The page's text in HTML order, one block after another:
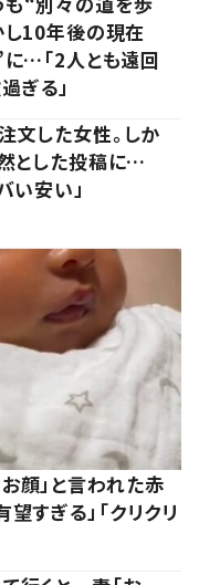
し10年後の現在
…「2人とも遠回
ぎる」
文した女性。しか
とした投稿に…
い安い」
顔」と言われた赤
すぎる」「クリクリ